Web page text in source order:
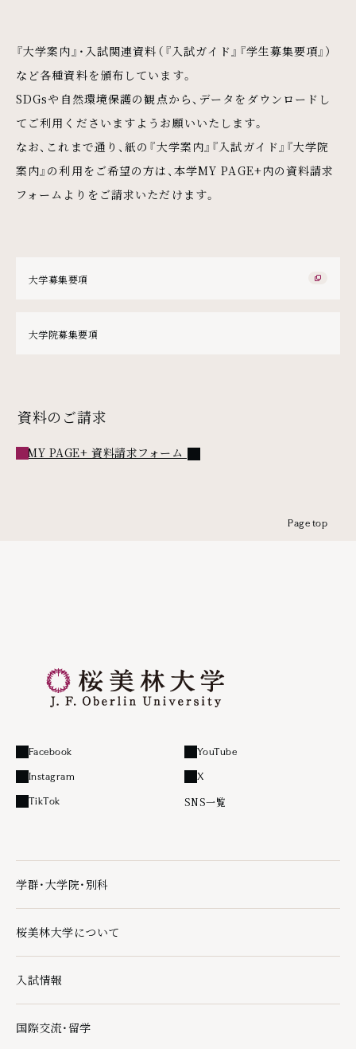
『大学案内』・入試関連資料（『入試ガイド』『学生募集要項』）
など各種資料を頒布しています。
SDGsや自然環境保護の観点から、データをダウンロードし
てご利用くださいますようお願いいたします。
なお、これまで通り、紙の『大学案内』『入試ガイド』『大学院
案内』の利用をご希望の方は、本学MY PAGE+内の資料請求
フォームよりをご請求いただけます。
大学募集要項
大学院募集要項
資料のご請求
MY PAGE+ 資料請求フォーム 外部リンク
Page top
Facebook
外部リンク
YouTube
外部リンク
Instagram
外部リンク
X
外部リンク
TikTok
外部リンク SNS一覧
学群・大学院・別科
学群・大学院・別科の下層ページ一覧を開く
桜美林大学について
桜美林大学についての下層ページ一覧を開く
入試情報
入試情報の下層ページ一覧を開く
国際交流・留学
国際交流・留学の下層ページ一覧を開く